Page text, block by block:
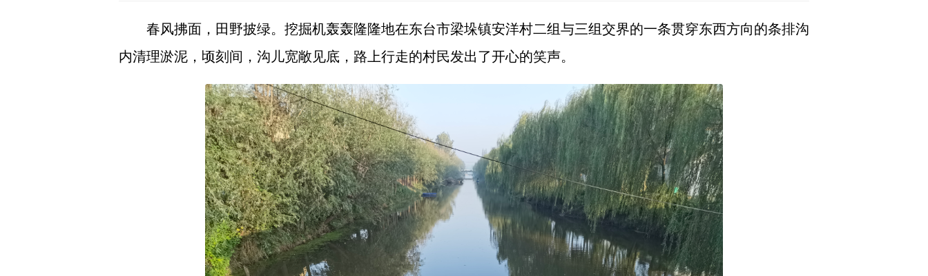
春风拂面，田野披绿。挖掘机轰轰隆隆地在东台市梁垛镇安洋村二组与三组交界的一条贯穿东西方向的条排沟
内清理淤泥，顷刻间，沟儿宽敞见底，路上行走的村民发出了开心的笑声。